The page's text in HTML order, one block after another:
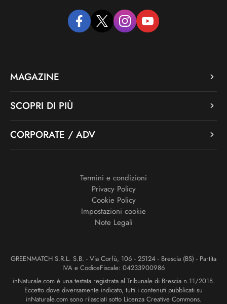
facebooktwitter instagramyoutube
MAGAZINE
SCOPRI DI PIÙ
CORPORATE / ADV
Termini e condizioni
Privacy Policy
Cookie Policy
Impostazioni cookie
Note Legali
GREENMATCH S.R.L. S.B. - Via Corfù, 106 - 25124 - Brescia (BS) - Partita
IVA e CodiceFiscale: 04233900986
inNaturale.com è una testata registrata al Tribunale di Brescia n.11/2018.
Eccetto dove diversamente indicato, tutti i contenuti pubblicati su
inNaturale.com sono rilasciati sotto Licenza Creative Commons.